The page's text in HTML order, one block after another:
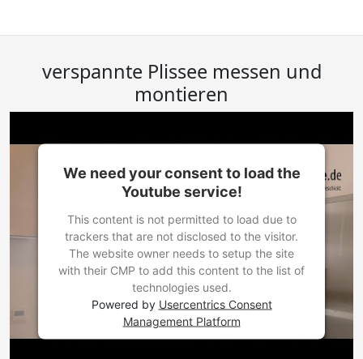
verspannte Plissee messen und
montieren
We need your consent to load the
Youtube service!
This content is not permitted to load due to
trackers that are not disclosed to the visitor.
The website owner needs to setup the site
with their CMP to add this content to the list of
technologies used.
Powered by Usercentrics Consent
Management Platform